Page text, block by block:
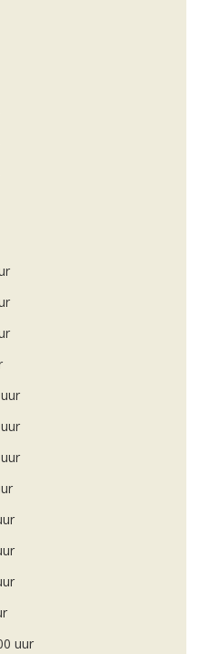
uur